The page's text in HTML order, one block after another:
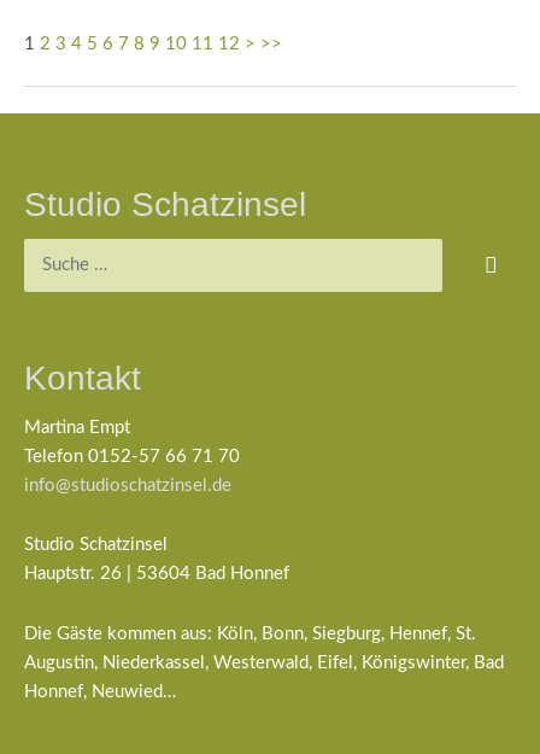
1 2 3 4 5 6 7 8 9 10 11 12 > >>
Studio Schatzinsel
Kontakt
Martina Empt
Telefon 0152-57 66 71 70
info@studioschatzinsel.de
Studio Schatzinsel
Hauptstr. 26 | 53604 Bad Honnef
Die Gäste kommen aus: Köln, Bonn, Siegburg, Hennef, St.
Augustin, Niederkassel, Westerwald, Eifel, Königswinter, Bad
Honnef, Neuwied…